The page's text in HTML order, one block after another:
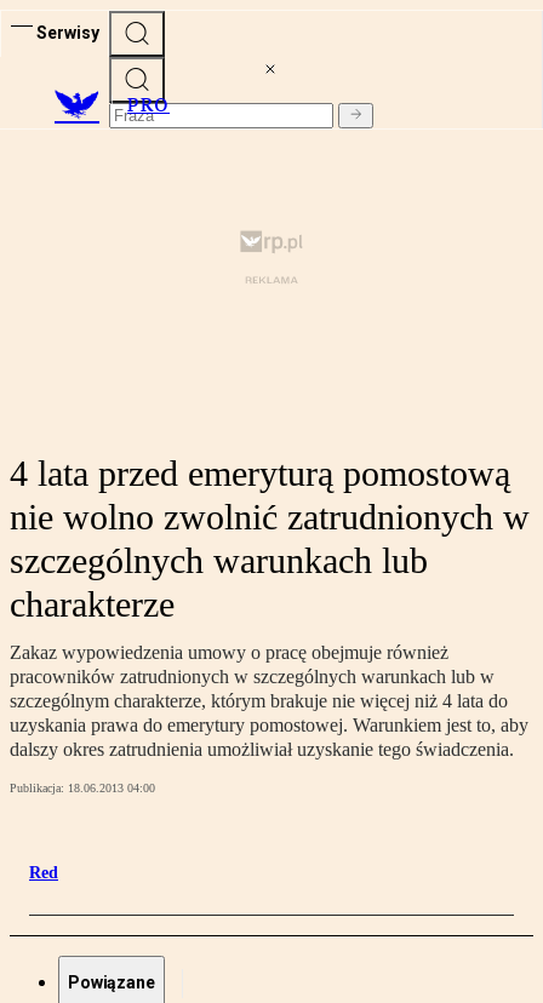
Serwisy
PRO
4 lata przed emeryturą pomostową
nie wolno zwolnić zatrudnionych w
szczególnych warunkach lub
charakterze
Zakaz wypowiedzenia umowy o pracę obejmuje również
pracowników zatrudnionych w szczególnych warunkach lub w
szczególnym charakterze, którym brakuje nie więcej niż 4 lata do
uzyskania prawa do emerytury pomostowej. Warunkiem jest to, aby
dalszy okres zatrudnienia umożliwiał uzyskanie tego świadczenia.
Publikacja: 18.06.2013 04:00
Red
Powiązane